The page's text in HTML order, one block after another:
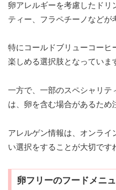
卵アレルギーを考慮したド
ティー、フラペチーノなどが
特にコールドブリューコーヒ
楽しめる選択肢となっていま
一方で、一部のスペシャリテ
は、卵を含む場合があるため
アレルゲン情報は、オンライ
い選択をすることが大切です
卵フリーのフードメニ